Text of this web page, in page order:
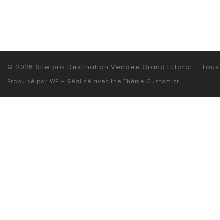
© 2026 Site pro Destination Vendée Grand Littoral –
Propulsé par WP – Réalisé avec the Thème Customizr